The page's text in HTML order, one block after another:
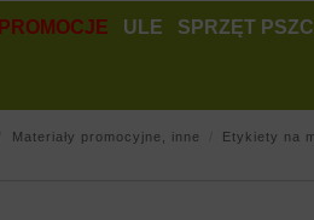
PROMOCJE ULE SPRZĘT
Materiały promocyjne, inne Etykiety na